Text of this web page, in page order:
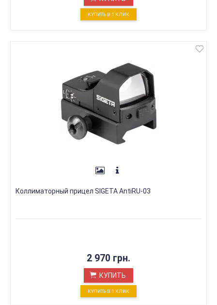
КУПИТЬ В 1 КЛИК
Коллиматорный прицел SIGETA AntiRU-03
2 970 грн.
КУПИТЬ
КУПИТЬ В 1 КЛИК